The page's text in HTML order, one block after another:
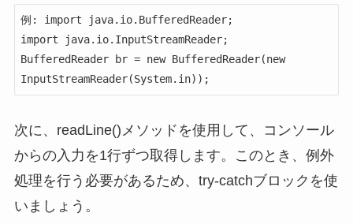
例: import java.io.BufferedReader;
import java.io.InputStreamReader;
BufferedReader br = new BufferedReader(new
InputStreamReader(System.in));
次に、readLine()メソッドを使用して、コンソール
からの入力を1行ずつ取得します。このとき、例外
処理を行う必要があるため、try-catchブロックを使
いましょう。